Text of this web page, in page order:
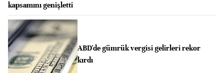
kapsamını genişletti
ABD'de gümrük vergisi gelirleri rekor
kırdı